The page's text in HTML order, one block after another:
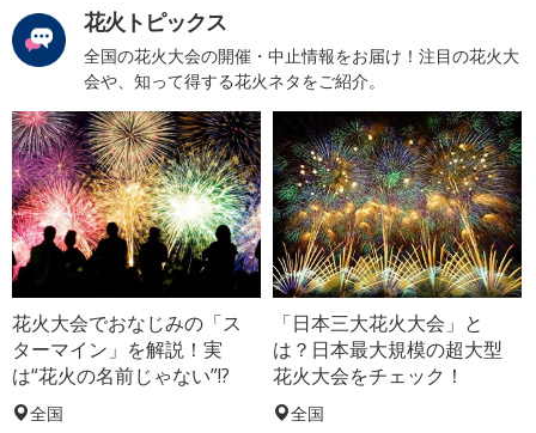
花火トピックス
全国の花火大会の開催・中止情報をお届け！注目の花火大
会や、知って得する花火ネタをご紹介。
花火大会でおなじみの「ス
ターマイン」を解説！実
は“花火の名前じゃない”!?
全国
「日本三大花火大会」と
は？日本最大規模の超大型
花火大会をチェック！
全国